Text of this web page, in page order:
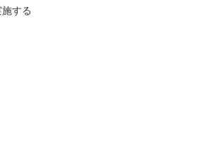
する